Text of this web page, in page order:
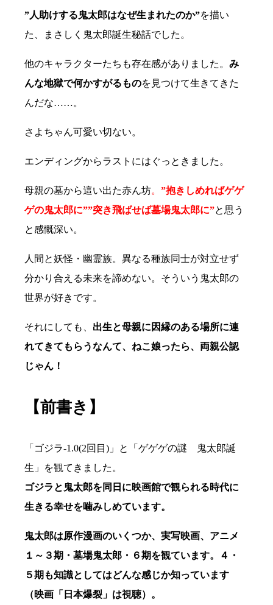
”人助けする鬼太郎はなぜ生まれたのか”を描い
た、まさしく鬼太郎誕生秘話でした。
他のキャラクターたちも存在感がありました。み
んな地獄で何かすがるものを見つけて生きてきた
んだな……。
さよちゃん可愛い切ない。
エンディングからラストにはぐっときました。
母親の墓から這い出た赤ん坊。”抱きしめればゲゲ
ゲの鬼太郎に””突き飛ばせば墓場鬼太郎に”と思う
と感慨深い。
人間と妖怪・幽霊族。異なる種族同士が対立せず
分かり合える未来を諦めない。そういう鬼太郎の
世界が好きです。
それにしても、 出生と母親に因縁のある場所に連
れてきてもらうなんて、ねこ娘ったら、両親公認
じゃん！
【前書き】
「ゴジラ-1.0(2回目)」と「ゲゲゲの謎 鬼太郎誕
生」を観てきました。
ゴジラと鬼太郎を同日に映画館で観られる時代に
生きる幸せを噛みしめています。
鬼太郎は原作漫画のいくつか、実写映画、アニメ
１～３期・墓場鬼太郎・６期を観ています。４・
５期も知識としてはどんな感じか知っています
（映画「日本爆裂」は視聴）。